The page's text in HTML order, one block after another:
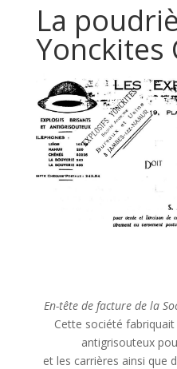
La
Yonckites
En-tête de facture de la
Cette société
antigrisouteux
et les carrières ainsi que